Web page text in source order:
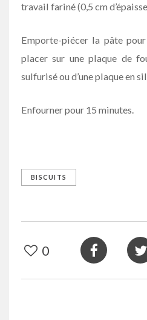
travail fariné (0,5 cm
Emporte-piécer la pâte
placer sur une plaque de
sulfurisé ou d’une plaque en
Enfourner pour 15 minutes.
BISCUITS
0